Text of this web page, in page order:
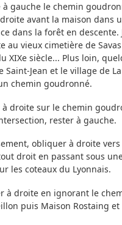
à gauche le chemin
avant la maison dans
dans la forêt en descente.
au vieux cimetière de
XIXe siècle... Plus loin,
Saint-Jean et le village de
chemin goudronné.
à droite sur le chemin
rester à gauche.
obliquer à droite
droit en passant sous
les coteaux du Lyonnais.
à droite en ignorant le
puis Maison Rostaing